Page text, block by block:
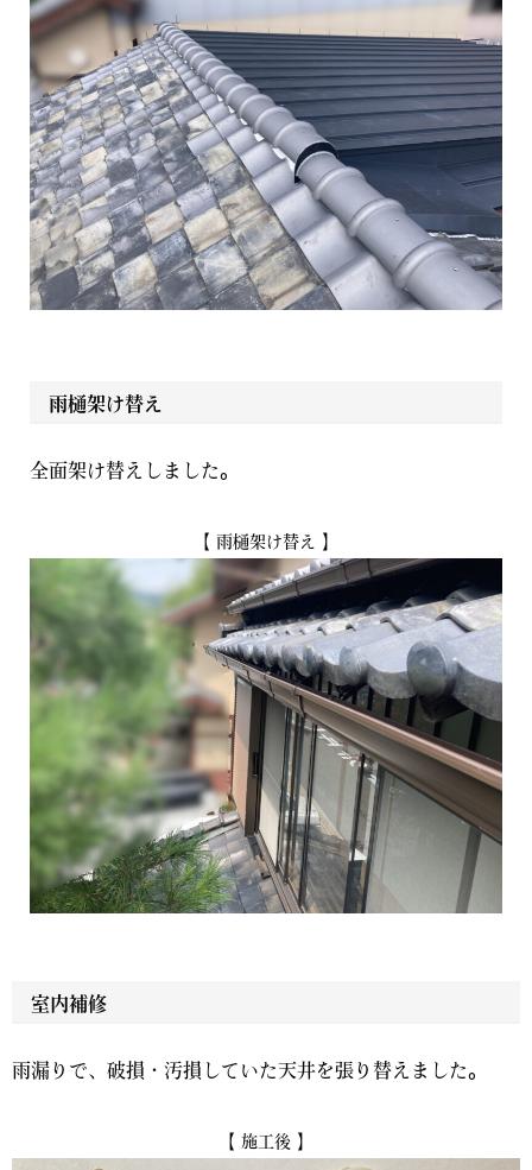
雨樋架け替え
全面架け替えしました。
【 雨樋架け替え 】
室内補修
雨漏りで、破損・汚損していた天井を張り替えました。
【 施工後 】